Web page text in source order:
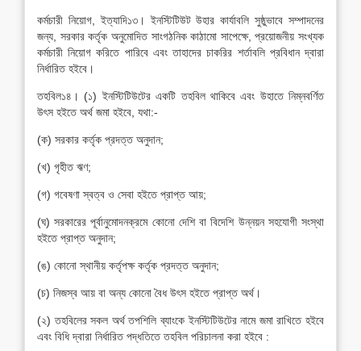
কর্মচারী নিয়োগ, ইত্যাদি১৩। ইনস্টিটিউট উহার কার্যাবলি সুষ্ঠুভাবে সম্পাদনের
জন্য, সরকার কর্তৃক অনুমোদিত সাংগঠনিক কাঠামো সাপেক্ষে, প্রয়োজনীয় সংখ্যক
কর্মচারী নিয়োগ করিতে পারিবে এবং তাহাদের চাকরির শর্তাবলি প্রবিধান দ্বারা
নির্ধারিত হইবে।
তহবিল১৪। (১) ইনস্টিটিউটের একটি তহবিল থাকিবে এবং উহাতে নিম্নবর্ণিত
উৎস হইতে অর্থ জমা হইবে, যথা:-
(ক) সরকার কর্তৃক প্রদত্ত অনুদান;
(খ) গৃহীত ঋণ;
(গ) গবেষণা স্বত্ব ও সেবা হইতে প্রাপ্ত আয়;
(ঘ) সরকারের পূর্বানুমোদনক্রমে কোনো দেশি বা বিদেশি উন্নয়ন সহযোগী সংস্থা
হইতে প্রাপ্ত অনুদান;
(ঙ) কোনো স্থানীয় কর্তৃপক্ষ কর্তৃক প্রদত্ত অনুদান;
(চ) নিজস্ব আয় বা অন্য কোনো বৈধ উৎস হইতে প্রাপ্ত অর্থ।
(২) তহবিলের সকল অর্থ তপশিলি ব্যাংকে ইনস্টিটিউটের নামে জমা রাখিতে হইবে
এবং বিধি দ্বারা নির্ধারিত পদ্ধতিতে তহবিল পরিচালনা করা হইবে :